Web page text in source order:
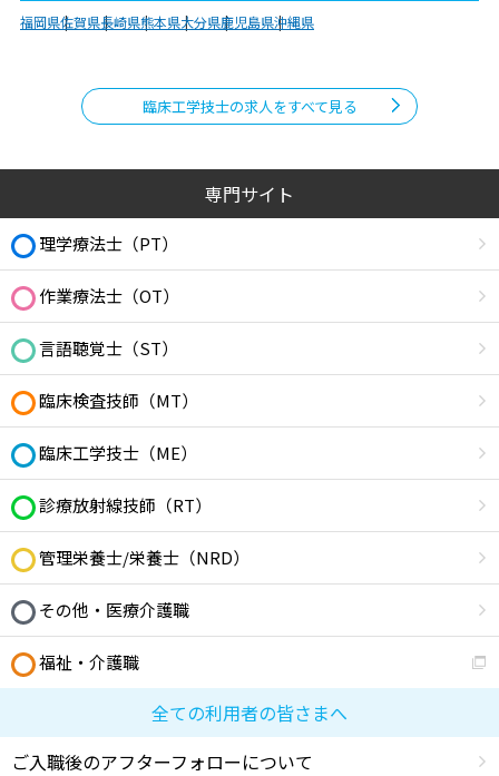
福岡県佐賀県長崎県熊本県大分県鹿児島県沖縄県
臨床工学技士の求人をすべて見る
専門サイト
理学療法士（PT）
作業療法士（OT）
言語聴覚士（ST）
臨床検査技師（MT）
臨床工学技士（ME）
診療放射線技師（RT）
管理栄養士/栄養士（NRD）
その他・医療介護職
福祉・介護職
全ての利用者の皆さまへ
ご入職後のアフターフォローについて